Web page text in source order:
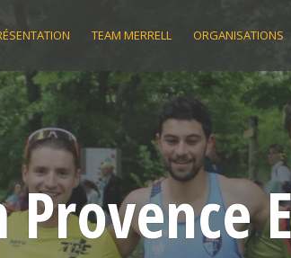
TEAM MERRELL ORGANISATIONS
Provence